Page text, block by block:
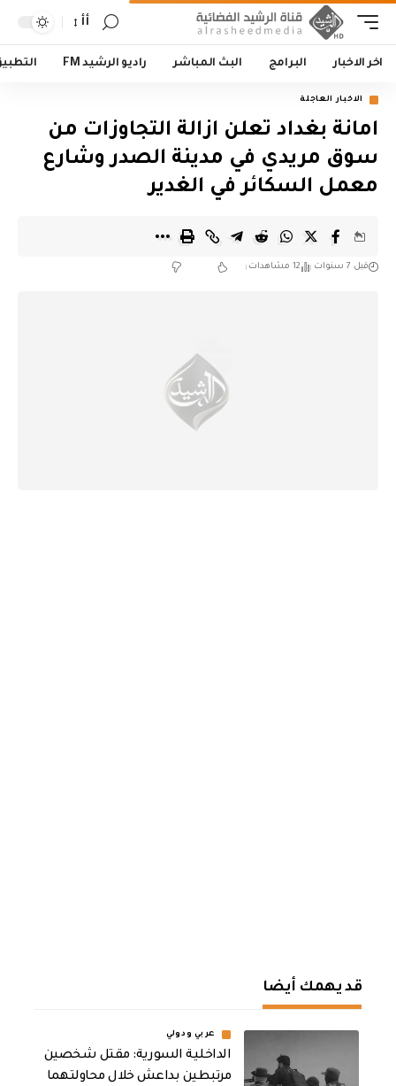
أأ
اخر الاخبار البرامج البث المباشر راديو الرشيد FM
الاخبار العاجلة
امانة بغداد تعلن ازالة التجاوزات من
سوق مريدي في مدينة الصدر وشارع
معمل السكائر في الغدير
قبل 7 سنوات 12 مشاهدات
قد يهمك أيضا
عربي ودولي
الداخلية السورية: مقتل شخصين
مرتبطين بداعش خلال محاولتهما